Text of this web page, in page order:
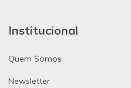
Institucional
Quem Somos
Newsletter